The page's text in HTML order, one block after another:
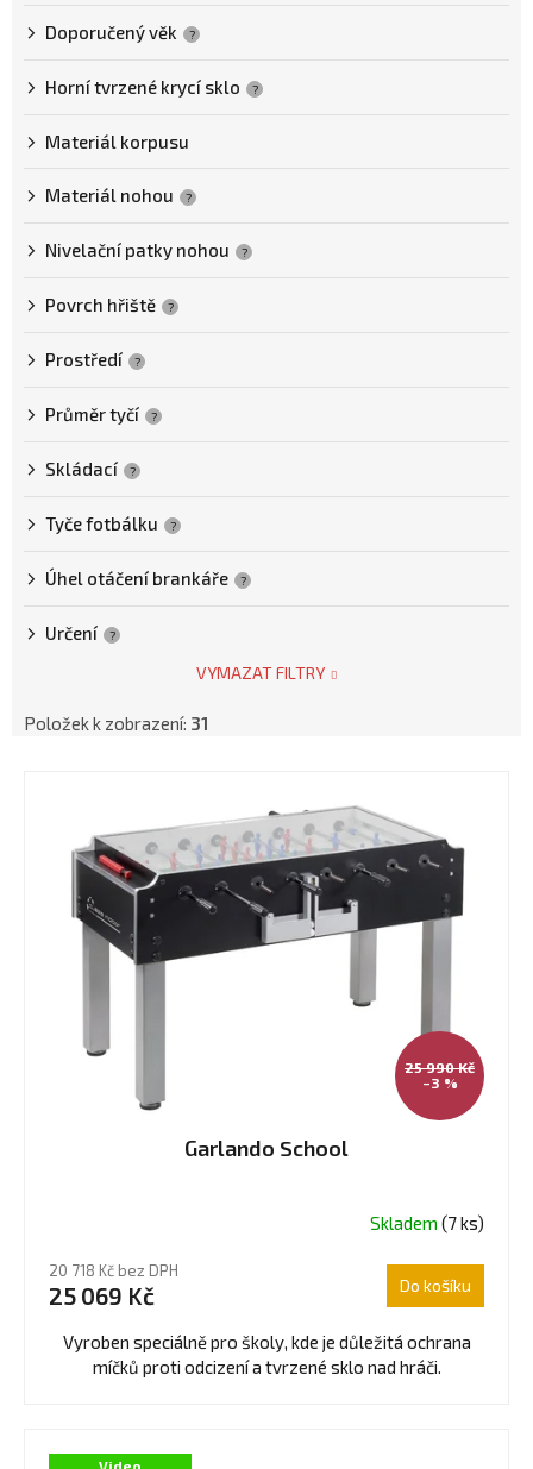
o
u
ů
Doporučený věk ?
Horní tvrzené krycí sklo ?
Materiál korpusu
Materiál nohou ?
Nivelační patky nohou ?
Povrch hřiště ?
Prostředí ?
Průměr tyčí ?
Skládací ?
Tyče fotbálku ?
Úhel otáčení brankáře ?
Určení ?
VYMAZAT FILTRY
Položek k zobrazení: 31
25 990 Kč
–3 %
Garlando School
produktu
je
Skladem(7 ks)
20 718 Kč bez DPH
25 069 Kč Do košíku
Vyroben speciálně pro školy, kde je důležitá ochrana
míčků proti odcizení a tvrzené sklo nad hráči.
Video